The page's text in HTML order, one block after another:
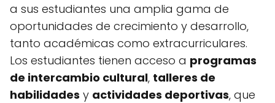
a sus estudiantes una amplia gama de
oportunidades de crecimiento y desarrollo,
tanto académicas como extracurriculares.
Los estudiantes tienen acceso a programas
de intercambio cultural, talleres de
habilidades y actividades deportivas, que